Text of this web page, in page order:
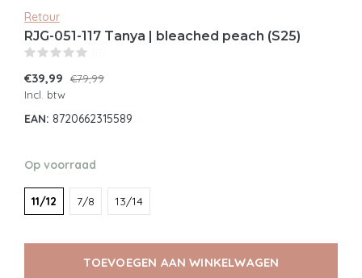
Retour
RJG-051-117 Tanya | bleached peach (S25)
€39,99
€79,99
Incl. btw
EAN: 8720662315589
Op voorraad
11/12 7/8 13/14
TOEVOEGEN AAN WINKELWAGEN